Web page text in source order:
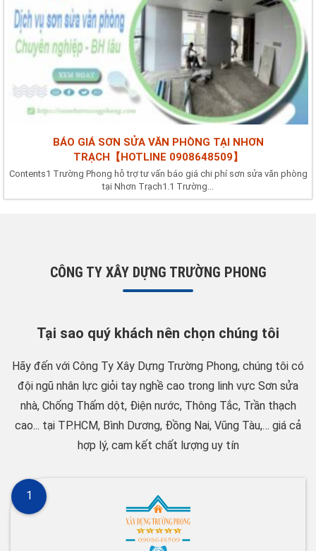
BÁO GIÁ SƠN SỬA VĂN PHÒNG TẠI NHƠN
TRẠCH【HOTLINE 0908648509】
Contents1 Trường Phong hỗ trợ tư vấn báo giá chi phí sơn sửa văn phòng
tại Nhơn Trạch1.1 Trường...
CÔNG TY XÂY DỰNG TRƯỜNG PHONG
Tại sao quý khách nên chọn chúng tôi
Hãy đến với Công Ty Xây Dựng Trường Phong, chúng tôi có
đội ngũ nhân lực giỏi tay nghề cao trong linh vực Sơn sửa
nhà, Chống Thấm dột, Điện nước, Thông Tắc, Trần thạch
cao... tại TP.HCM, Bình Dương, Đồng Nai, Vũng Tàu,… giá cả
hợp lý, cam kết chất lượng uy tín
1